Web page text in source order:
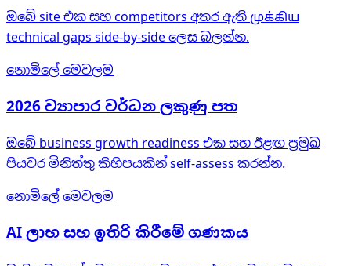
ඔබේ site එක සහ competitors අතර ඇති முக்கிய
technical gaps side-by-side ලෙස බලන්න.
නොමිලේ මෙවලම
2026 ව්‍යාපාර වර්ධන ලකුණු පත
ඔබේ business growth readiness එක සහ ඊළඟ ප්‍රමුඛ
පියවර මිනිත්තු කිහිපයකින් self-assess කරන්න.
නොමිලේ මෙවලම
AI ලාභ සහ ඉතිරි කිරීමේ ගණකය